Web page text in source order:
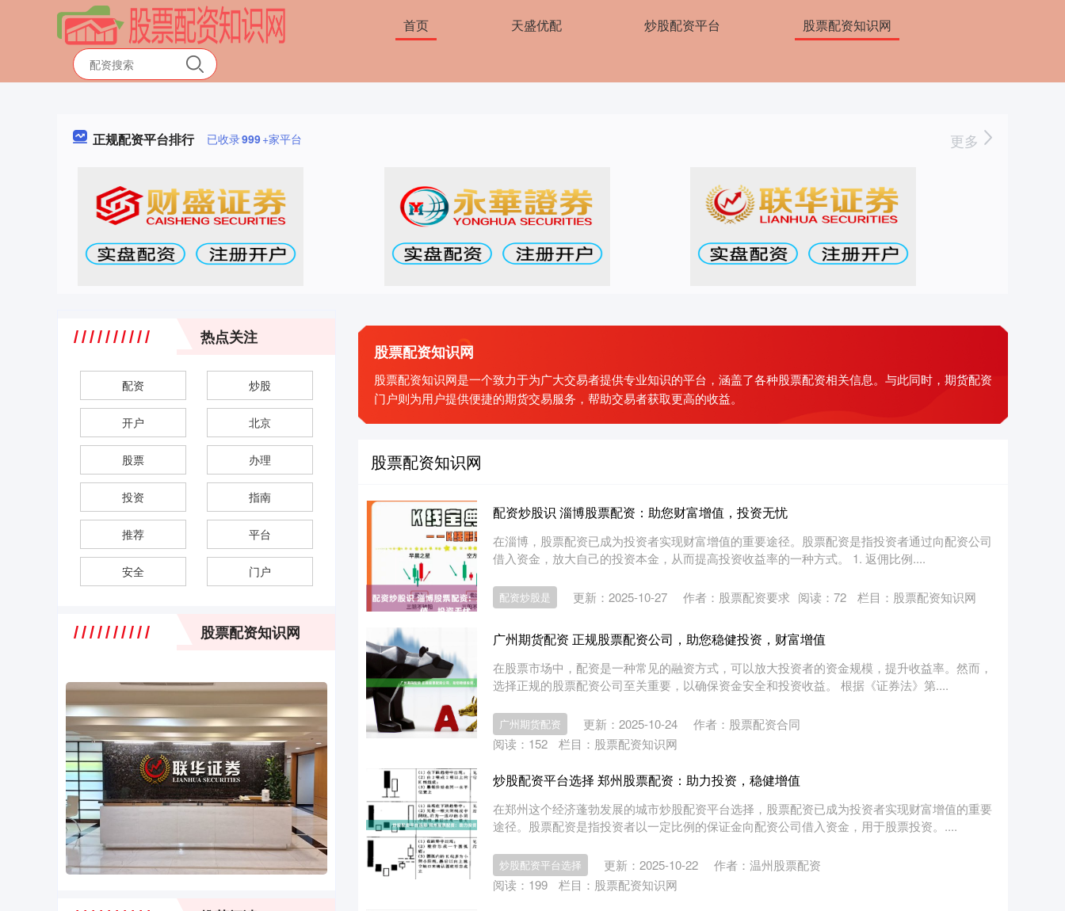
首页 天盛优配 炒股配资平台 股票配资知识网
正规配资平台排行 已收录999+家平台 更多
股票配资知识网
股票配资知识网是一个致力于为广大交易者提供专业知识的平台，涵盖了各种股票配资相关信息。与此同时，期货配资
门户则为用户提供便捷的期货交易服务，帮助交易者获取更高的收益。
股票配资知识网
配资炒股识 淄博股票配资：助您财富增值，投资无忧
在淄博，股票配资已成为投资者实现财富增值的重要途径。股票配资是指投资者通过向配资公司
借入资金，放大自己的投资本金，从而提高投资收益率的一种方式。 1. 返佣比例....
配资炒股是 更新：2025-10-27 作者：股票配资要求 阅读： 72 栏目： 股票配资知识网
广州期货配资 正规股票配资公司，助您稳健投资，财富增值
在股票市场中，配资是一种常见的融资方式，可以放大投资者的资金规模，提升收益率。然而，
选择正规的股票配资公司至关重要，以确保资金安全和投资收益。 根据《证券法》第....
广州期货配资 更新：2025-10-24
作者：股票配资合同
阅读： 152 栏目： 股票配资知识网
炒股配资平台选择 郑州股票配资：助力投资，稳健增值
在郑州这个经济蓬勃发展的城市炒股配资平台选择，股票配资已成为投资者实现财富增值的重要
途径。股票配资是指投资者以一定比例的保证金向配资公司借入资金，用于股票投资。....
炒股配资平台选择 更新：2025-10-22
作者：温州股票配资
阅读： 199 栏目： 股票配资知识网
热点关注
配资 炒股
开户 北京
股票 办理
投资 指南
推荐 平台
安全 门户
股票配资知识网